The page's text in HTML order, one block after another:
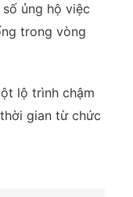
ủng hộ việc
trong vòng
lộ trình chậm
gian từ chức